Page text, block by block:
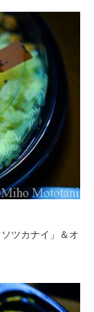
ツカナイ」＆オ